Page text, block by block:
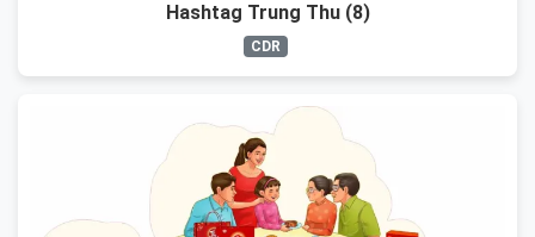
Hashtag Trung Thu (8)
CDR